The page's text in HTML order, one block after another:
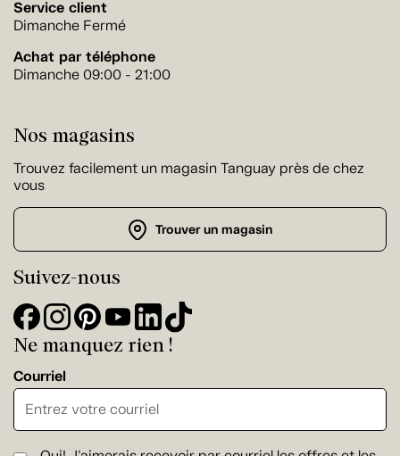
Service client
Dimanche Fermé
Achat par téléphone
Dimanche 09:00 - 21:00
Nos magasins
Trouvez facilement un magasin Tanguay près de chez
vous
Trouver un magasin
Suivez-nous
Ne manquez rien !
Courriel